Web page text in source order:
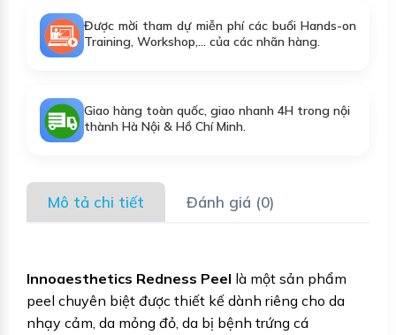
Được mời tham dự miễn phí các buổi Hands-on
Training, Workshop,... của các nhãn hàng.
Giao hàng toàn quốc, giao nhanh 4H trong nội
thành Hà Nội & Hồ Chí Minh.
Mô tả chi tiết Đánh giá (0)
Innoaesthetics Redness Peel là một sản phẩm
peel chuyên biệt được thiết kế dành riêng cho da
nhạy cảm, da mỏng đỏ, da bị bệnh trứng cá